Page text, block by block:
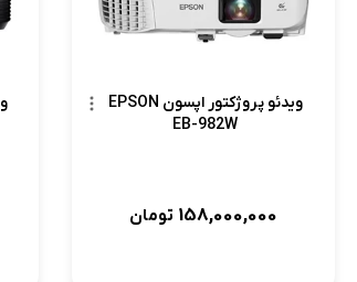
ویدئو پروژکتور اپسون EPSON
EB-982W
158,000,000 تومان